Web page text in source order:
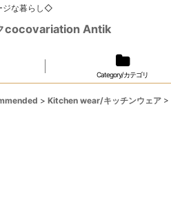
ジな暮らし◇
cocovariation Antik
Category/カテゴリ
> Kitchen wear/キッチンウェア >